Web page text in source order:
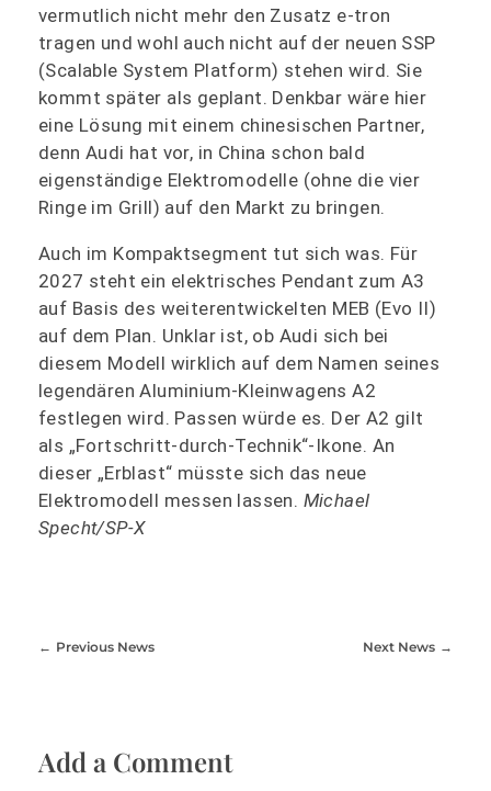
vermutlich nicht mehr den Zusatz e-tron
tragen und wohl auch nicht auf der neuen SSP
(Scalable System Platform) stehen wird. Sie
kommt später als geplant. Denkbar wäre hier
eine Lösung mit einem chinesischen Partner,
denn Audi hat vor, in China schon bald
eigenständige Elektromodelle (ohne die vier
Ringe im Grill) auf den Markt zu bringen.
Auch im Kompaktsegment tut sich was. Für
2027 steht ein elektrisches Pendant zum A3
auf Basis des weiterentwickelten MEB (Evo II)
auf dem Plan. Unklar ist, ob Audi sich bei
diesem Modell wirklich auf dem Namen seines
legendären Aluminium-Kleinwagens A2
festlegen wird. Passen würde es. Der A2 gilt
als „Fortschritt-durch-Technik“-Ikone. An
dieser „Erblast“ müsste sich das neue
Elektromodell messen lassen. Michael
Specht/SP-X
Previous News Next News
Add a Comment